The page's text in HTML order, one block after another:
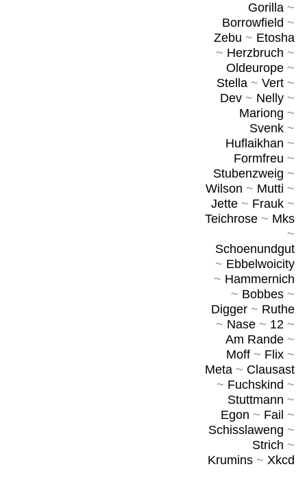
Gorilla~
Borrowfield ~
Zebu ~ Etosha
~ Herzbruch ~
Oldeurope~
Stella~ Vert~
Dev~ Nelly~
Mariong ~
Svenk~
Huflaikhan ~
Formfreu ~
Stubenzweig ~
Wilson ~ Mutti ~
Jette~ Frauk~
Teichrose~ Mks
~
Schoenundgut
~ Ebbelwoicity
~ Hammernich
~ Bobbes~
Digger~ Ruthe
~ Nase~ 12~
Am Rande~
Moff~ Flix~
Meta~ Clausast
~ Fuchskind ~
Stuttmann ~
Egon ~ Fail ~
Schisslaweng ~
Strich ~
Krumins~ Xkcd